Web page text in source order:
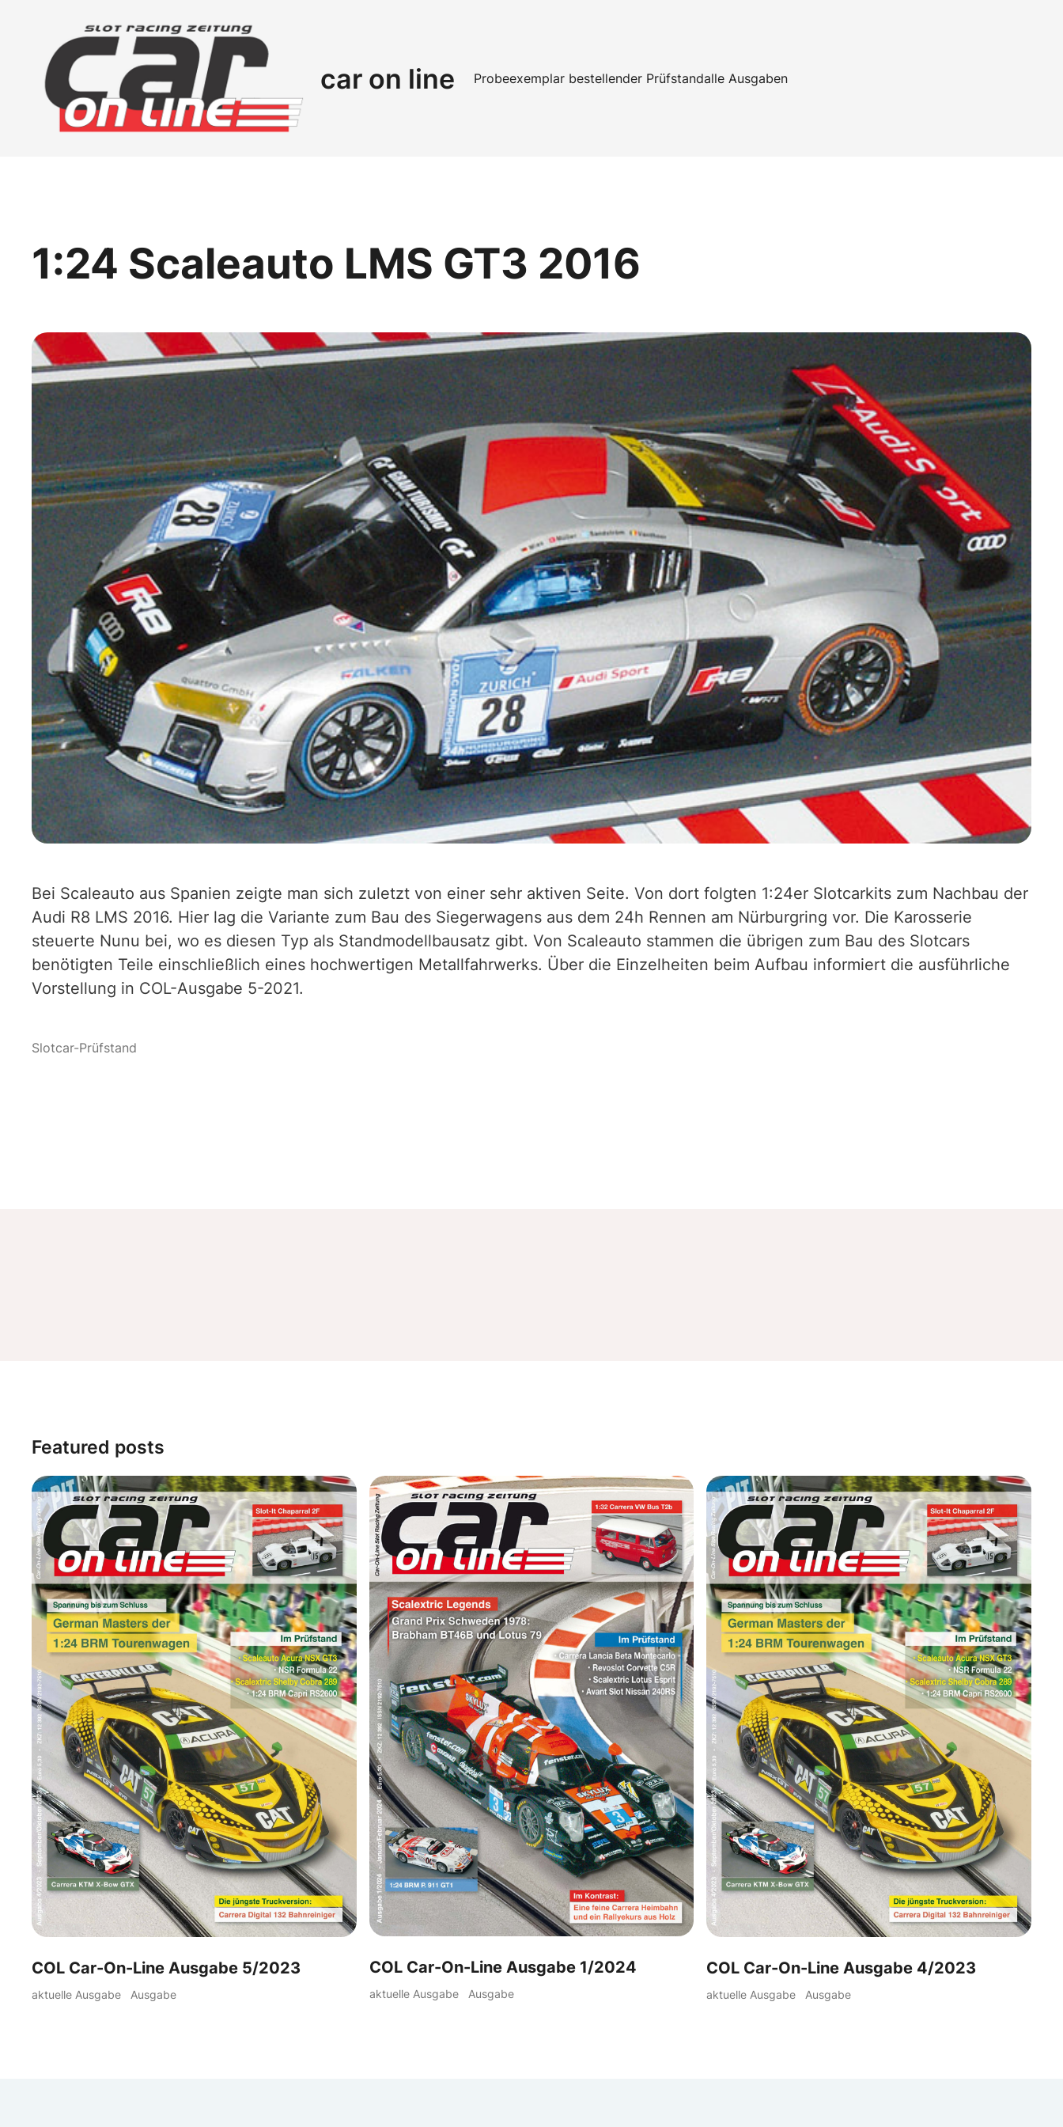
car on line Probeexemplar bestellender Prüfstandalle Ausgaben
1:24 Scaleauto LMS GT3 2016
Bei Scaleauto aus Spanien zeigte man sich zuletzt von einer sehr aktiven Seite. Von dort folgten 1:24er Slotcarkits zum Nachbau der
Audi R8 LMS 2016. Hier lag die Variante zum Bau des Siegerwagens aus dem 24h Rennen am Nürburgring vor. Die Karosserie
steuerte Nunu bei, wo es diesen Typ als Standmodellbausatz gibt. Von Scaleauto stammen die übrigen zum Bau des Slotcars
benötigten Teile einschließlich eines hochwertigen Metallfahrwerks. Über die Einzelheiten beim Aufbau informiert die ausführliche
Vorstellung in COL-Ausgabe 5-2021.
Featured posts
COL Car-On-Line Ausgabe 5/2023
aktuelle Ausgabe Ausgabe
COL Car-On-Line Ausgabe 1/2024
aktuelle Ausgabe Ausgabe
COL Car-On-Line Ausgabe 4/2023
aktuelle Ausgabe Ausgabe